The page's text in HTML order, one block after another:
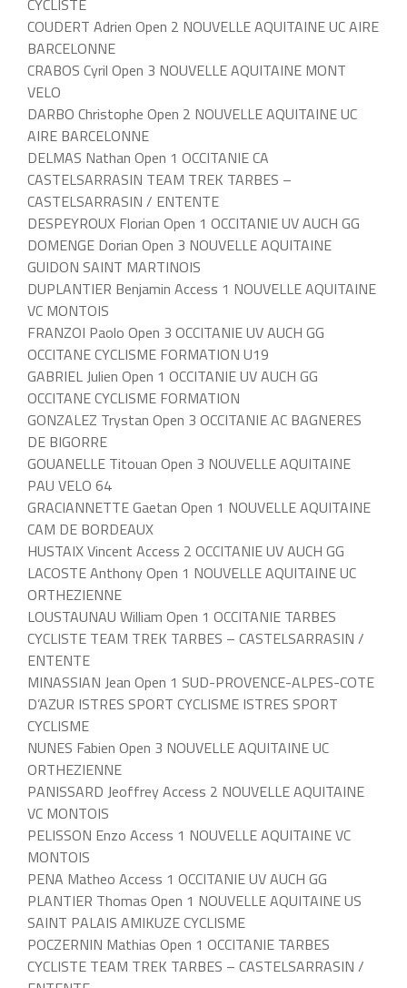
CYCLISTE
COUDERT Adrien Open 2 NOUVELLE AQUITAINE UC AIRE
BARCELONNE
CRABOS Cyril Open 3 NOUVELLE AQUITAINE MONT
VELO
DARBO Christophe Open 2 NOUVELLE AQUITAINE UC
AIRE BARCELONNE
DELMAS Nathan Open 1 OCCITANIE CA
CASTELSARRASIN TEAM TREK TARBES –
CASTELSARRASIN / ENTENTE
DESPEYROUX Florian Open 1 OCCITANIE UV AUCH GG
DOMENGE Dorian Open 3 NOUVELLE AQUITAINE
GUIDON SAINT MARTINOIS
DUPLANTIER Benjamin Access 1 NOUVELLE AQUITAINE
VC MONTOIS
FRANZOI Paolo Open 3 OCCITANIE UV AUCH GG
OCCITANE CYCLISME FORMATION U19
GABRIEL Julien Open 1 OCCITANIE UV AUCH GG
OCCITANE CYCLISME FORMATION
GONZALEZ Trystan Open 3 OCCITANIE AC BAGNERES
DE BIGORRE
GOUANELLE Titouan Open 3 NOUVELLE AQUITAINE
PAU VELO 64
GRACIANNETTE Gaetan Open 1 NOUVELLE AQUITAINE
CAM DE BORDEAUX
HUSTAIX Vincent Access 2 OCCITANIE UV AUCH GG
LACOSTE Anthony Open 1 NOUVELLE AQUITAINE UC
ORTHEZIENNE
LOUSTAUNAU William Open 1 OCCITANIE TARBES
CYCLISTE TEAM TREK TARBES – CASTELSARRASIN /
ENTENTE
MINASSIAN Jean Open 1 SUD-PROVENCE-ALPES-COTE
D’AZUR ISTRES SPORT CYCLISME ISTRES SPORT
CYCLISME
NUNES Fabien Open 3 NOUVELLE AQUITAINE UC
ORTHEZIENNE
PANISSARD Jeoffrey Access 2 NOUVELLE AQUITAINE
VC MONTOIS
PELISSON Enzo Access 1 NOUVELLE AQUITAINE VC
MONTOIS
PENA Matheo Access 1 OCCITANIE UV AUCH GG
PLANTIER Thomas Open 1 NOUVELLE AQUITAINE US
SAINT PALAIS AMIKUZE CYCLISME
POCZERNIN Mathias Open 1 OCCITANIE TARBES
CYCLISTE TEAM TREK TARBES – CASTELSARRASIN /